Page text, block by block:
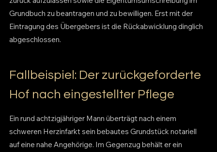
Grundbuch zu beantragen und zu bewilligen. Erst mit der
Eintragung des Übergebers ist die Rückabwicklung dinglich
abgeschlossen.
Fallbeispiel: Der zurückgeforderte
Hof nach eingestellter Pflege
Ein rund achtzigjähriger Mann überträgt nach einem
schweren Herzinfarkt sein bebautes Grundstück notariell
auf eine nahe Angehörige. Im Gegenzug behält er ein